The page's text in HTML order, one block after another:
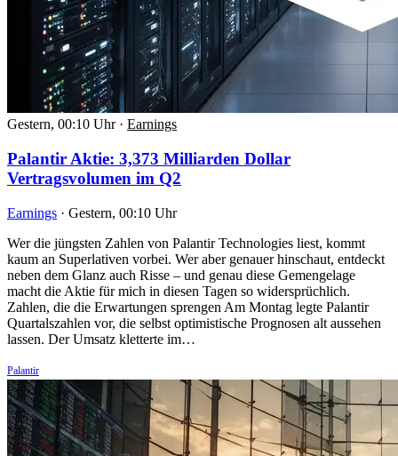
Gestern, 00:10 Uhr · Earnings
Palantir Aktie: 3,373 Milliarden Dollar
Vertragsvolumen im Q2
Earnings · Gestern, 00:10 Uhr
Wer die jüngsten Zahlen von Palantir Technologies liest, kommt
kaum an Superlativen vorbei. Wer aber genauer hinschaut, entdeckt
neben dem Glanz auch Risse – und genau diese Gemengelage
macht die Aktie für mich in diesen Tagen so widersprüchlich.
Zahlen, die die Erwartungen sprengen Am Montag legte Palantir
Quartalszahlen vor, die selbst optimistische Prognosen alt aussehen
lassen. Der Umsatz kletterte im…
Palantir